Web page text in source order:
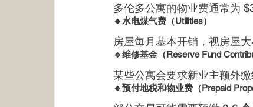
多伦多公寓的物业费通常为
🔹水电煤气费（Utilities）
房屋每月基本开销，视房屋
🔹维修基金（Reserve Fund
某些公寓会要求新业主额外
🔹预付地税和物业费（Prepaid